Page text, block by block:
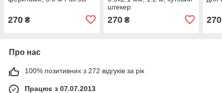
270 ₴
штекер
270₴ 270
Про нас
100% позитивних з 272 відгуків за рік
Працює з 07.07.2013